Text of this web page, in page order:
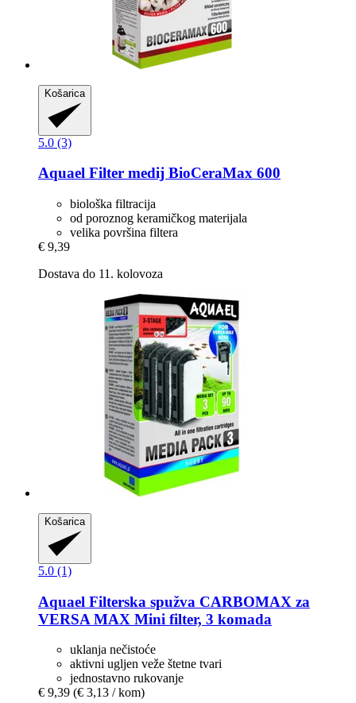
Košarica
5.0 (3)
Aquael Filter medij BioCeraMax 600
biološka filtracija
od poroznog keramičkog materijala
velika površina filtera
€ 9,39
Dostava do 11. kolovoza
Košarica
5.0 (1)
Aquael Filterska spužva CARBOMAX za
VERSA MAX Mini filter, 3 komada
uklanja nečistoće
aktivni ugljen veže štetne tvari
jednostavno rukovanje
€ 9,39 (€ 3,13 / kom)